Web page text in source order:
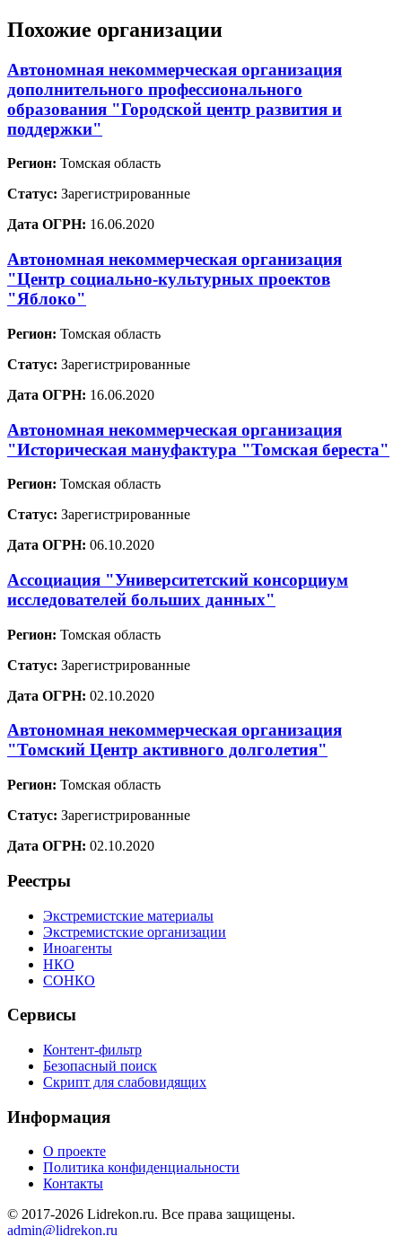
Похожие организации
Автономная некоммерческая организация
дополнительного профессионального
образования "Городской центр развития и
поддержки"
Регион: Томская область
Статус: Зарегистрированные
Дата ОГРН: 16.06.2020
Автономная некоммерческая организация
"Центр социально-культурных проектов
"Яблоко"
Регион: Томская область
Статус: Зарегистрированные
Дата ОГРН: 16.06.2020
Автономная некоммерческая организация
"Историческая мануфактура "Томская береста"
Регион: Томская область
Статус: Зарегистрированные
Дата ОГРН: 06.10.2020
Ассоциация "Университетский консорциум
исследователей больших данных"
Регион: Томская область
Статус: Зарегистрированные
Дата ОГРН: 02.10.2020
Автономная некоммерческая организация
"Томский Центр активного долголетия"
Регион: Томская область
Статус: Зарегистрированные
Дата ОГРН: 02.10.2020
Реестры
Экстремистские материалы
Экстремистские организации
Иноагенты
НКО
СОНКО
Сервисы
Контент-фильтр
Безопасный поиск
Скрипт для слабовидящих
Информация
О проекте
Политика конфиденциальности
Контакты
© 2017-2026 Lidrekon.ru. Все права защищены.
admin@lidrekon.ru